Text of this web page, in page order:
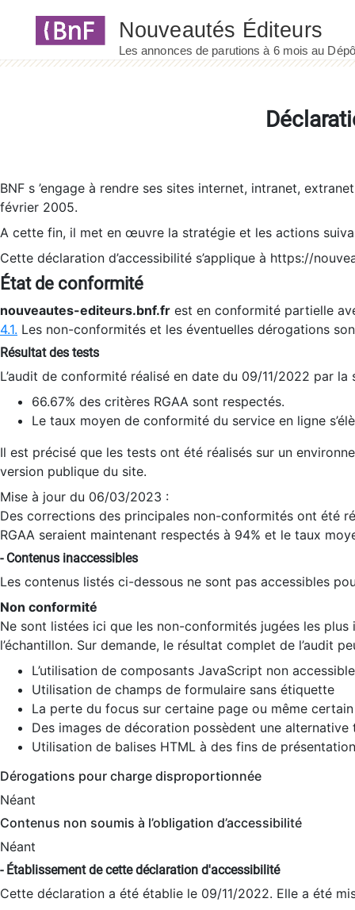
BNF s ’engage à rendre ses sites internet, intranet,
février 2005.
A cette fin, il met en œuvre la stratégie et les actions
Cette déclaration d’accessibilité s’applique à https://
État de conformité
nouveautes-editeurs.bnf.fr est en conformité partielle
4.1. Les non-conformités et les éventuelles dérogations
Résultat des tests
L’audit de conformité réalisé en date du 09/11/2022 par
66.67% des critères RGAA sont respectés.
Le taux moyen de conformité du service en ligne
Il est précisé que les tests ont été réalisés sur un
version publique du site.
Mise à jour du 06/03/2023 :
Des corrections des principales non-conformités ont été
RGAA seraient maintenant respectés à 94% et le taux
- Contenus inaccessibles
Les contenus listés ci-dessous ne sont pas accessibles
Non conformité
Ne sont listées ici que les non-conformités jugées les
l’échantillon. Sur demande, le résultat complet de l’audit
L’utilisation de composants JavaScript non
Utilisation de champs de formulaire sans étiquette
La perte du focus sur certaine page ou même
Des images de décoration possèdent une alternative
Utilisation de balises HTML à des fins de
Dérogations pour charge disproportionnée
Néant
Contenus non soumis à l’obligation d’accessibilité
Néant
- Établissement de cette déclaration d'accessibilité
Cette déclaration a été établie le 09/11/2022. Elle a été